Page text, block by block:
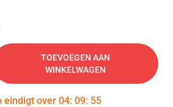
TOEVOEGEN AAN
WINKELWAGEN
eindigt over 04: 09: 54